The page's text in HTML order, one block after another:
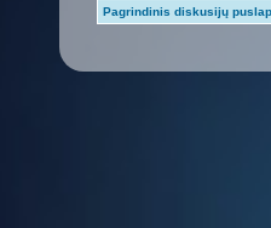
Pagrindinis diskusijų